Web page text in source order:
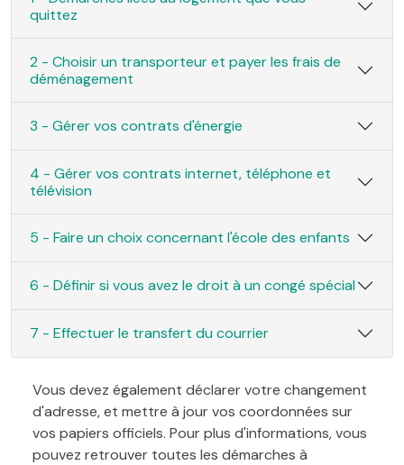
quittez
2 - Choisir un transporteur et payer les frais de
déménagement
3 - Gérer vos contrats d'énergie
4 - Gérer vos contrats internet, téléphone et
télévision
5 - Faire un choix concernant l'école des enfants
6 - Définir si vous avez le droit à un congé spécial
7 - Effectuer le transfert du courrier
Vous devez également déclarer votre changement
d'adresse, et mettre à jour vos coordonnées sur
vos papiers officiels. Pour plus d'informations, vous
pouvez retrouver toutes les démarches à